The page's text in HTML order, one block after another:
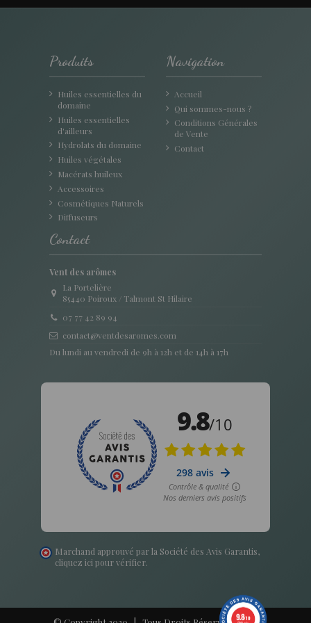
Produits
Huiles essentielles du
domaine
Huiles essentielles
d'ailleurs
Hydrolats du domaine
Huiles végétales
Macérats huileux
Accessoires
Cosmétiques Naturels
Diffuseurs
Navigation
Accueil
Qui sommes-nous ?
Conditions Générales
de Vente
Contact
Contact
Vent des arômes
La Portelière
85440 Poiroux / Talmont St Hilaire
07 77 42 89 94
contact@ventdesaromes.com
Du lundi au vendredi de 9h à 12h et de 14h à 17h
Marchand approuvé par la Société des Avis Garantis,
cliquez ici pour vérifier.
9.8/10